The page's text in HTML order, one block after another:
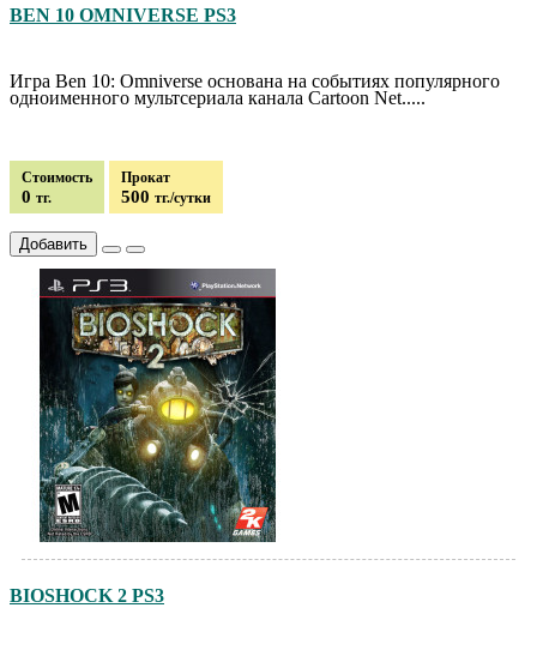
BEN 10 OMNIVERSE PS3
Игра Ben 10: Omniverse основана на событиях популярного
одноименного мультсериала канала Cartoon Net.....
Стоимость
0 тг.
Прокат
500 тг./сутки
Добавить
BIOSHOCK 2 PS3